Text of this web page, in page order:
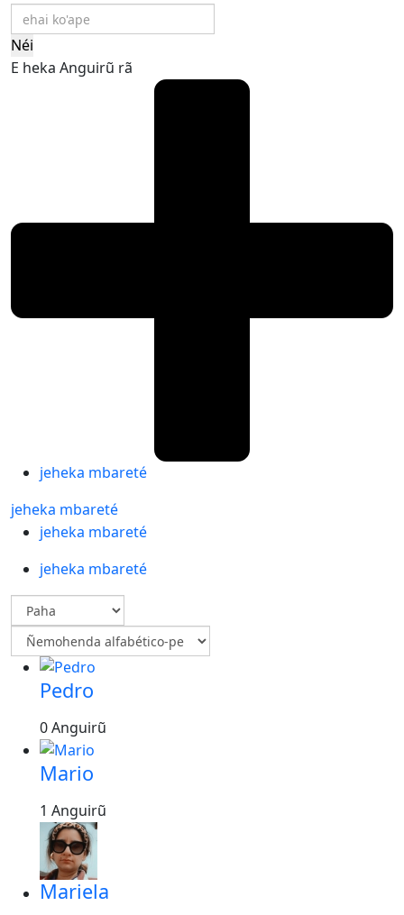
Néi
E heka Anguirũ rã
jeheka mbareté
jeheka mbareté
jeheka mbareté
jeheka mbareté
Pedro
0 Anguirũ
Mario
1 Anguirũ
Mariela